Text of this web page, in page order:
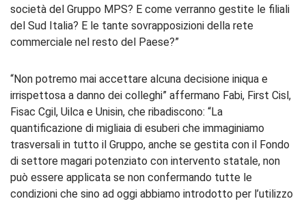
società del Gruppo MPS? E come verranno gestite le filiali
del Sud Italia? E le tante sovrapposizioni della rete
commerciale nel resto del Paese?”
“Non potremo mai accettare alcuna decisione iniqua e
irrispettosa a danno dei colleghi” affermano Fabi, First Cisl,
Fisac Cgil, Uilca e Unisin, che ribadiscono: “La
quantificazione di migliaia di esuberi che immaginiamo
trasversali in tutto il Gruppo, anche se gestita con il Fondo
di settore magari potenziato con intervento statale, non
può essere applicata se non confermando tutte le
condizioni che sino ad oggi abbiamo introdotto per l’utilizzo